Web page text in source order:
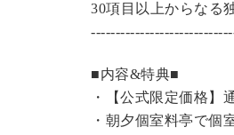
30項目以上からなる
■内容&特典■
・【公式限定価格】
・朝夕個室料亭で個